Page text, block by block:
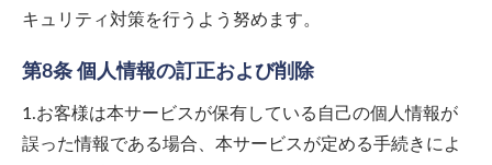
キュリティ対策を行うよう努めます。
第8条 個人情報の訂正および削除
1.お客様は本サービスが保有している自己の個人情報が
誤った情報である場合、本サービスが定める手続きによ